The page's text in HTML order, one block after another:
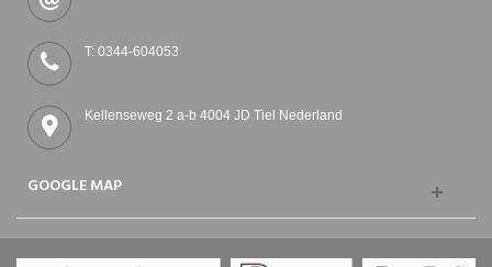
T: 0344-604053
Kellenseweg 2 a-b 4004 JD Tiel Nederland
GOOGLE MAP